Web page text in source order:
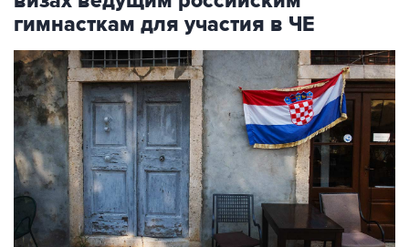
Фото: Jay L Clendenin/Getty Images